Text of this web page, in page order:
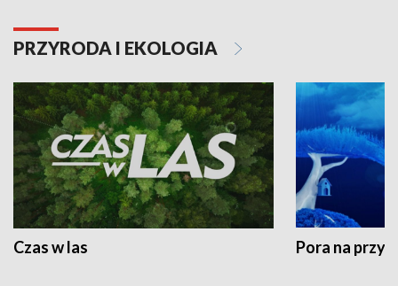
PRZYRODA I EKOLOGIA
Czas w las Pora na